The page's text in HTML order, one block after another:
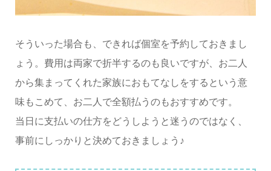
そういった場合も、できれば個室を予約しておきまし
ょう。費用は両家で折半するのも良いですが、お二人
から集まってくれた家族におもてなしをするという意
味もこめて、お二人で全額払うのもおすすめです。
当日に支払いの仕方をどうしようと迷うのではなく、
事前にしっかりと決めておきましょう♪